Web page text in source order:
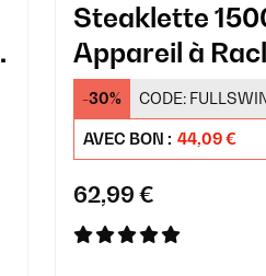
Steaklette
Appareil à
Personnes​
-30% CODE:
AVEC BON : 44,09 €
62,99 €